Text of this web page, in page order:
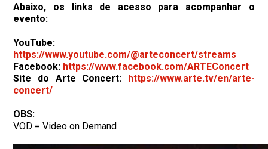
Abaixo, os links de acesso para acompanhar o
evento:
YouTube:
https://www.youtube.com/@arteconcert/streams
Facebook: https://www.facebook.com/ARTEConcert
Site do Arte Concert: https://www.arte.tv/en/arte-
concert/
OBS:
VOD = Video on Demand